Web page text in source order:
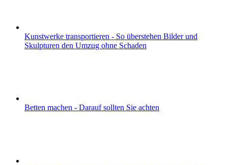
Kunstwerke transportieren - So überstehen Bilder und
Skulpturen den Umzug ohne Schaden
Betten machen - Darauf sollten Sie achten